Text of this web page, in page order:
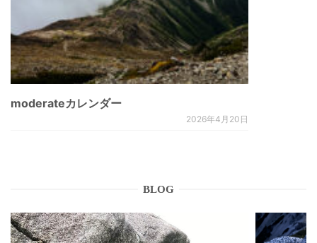
moderateカレンダー
2026年4月20日
BLOG